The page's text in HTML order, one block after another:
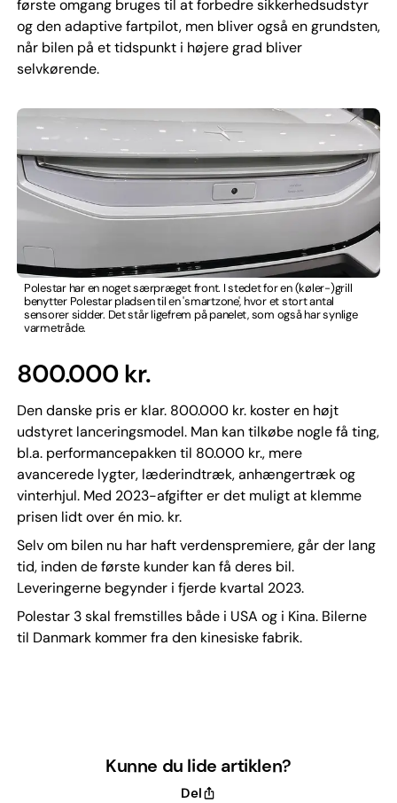
første omgang bruges til at forbedre sikkerhedsudstyr
og den adaptive fartpilot, men bliver også en grundsten,
når bilen på et tidspunkt i højere grad bliver
selvkørende.
Polestar har en noget særpræget front. I stedet for en (køler-)grill
benytter Polestar pladsen til en 'smartzone', hvor et stort antal
sensorer sidder. Det står ligefrem på panelet, som også har synlige
varmetråde.
800.000 kr.
Den danske pris er klar. 800.000 kr. koster en højt
udstyret lanceringsmodel. Man kan tilkøbe nogle få ting,
bl.a. performancepakken til 80.000 kr., mere
avancerede lygter, læderindtræk, anhængertræk og
vinterhjul. Med 2023-afgifter er det muligt at klemme
prisen lidt over én mio. kr.
Selv om bilen nu har haft verdenspremiere, går der lang
tid, inden de første kunder kan få deres bil.
Leveringerne begynder i fjerde kvartal 2023.
Polestar 3 skal fremstilles både i USA og i Kina. Bilerne
til Danmark kommer fra den kinesiske fabrik.
Kunne du lide artiklen?
Del